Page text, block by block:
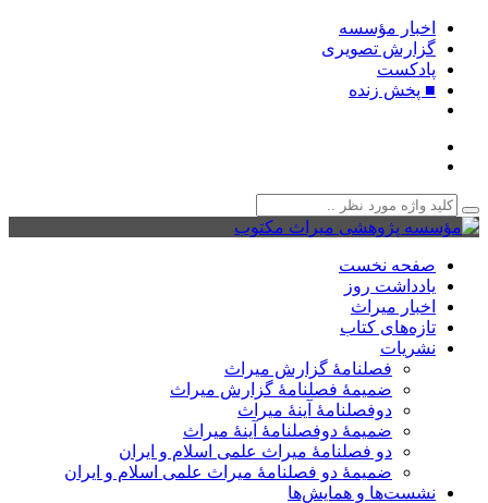
اخبار مؤسسه
گزارش تصویری
پادکست‌
■ پخش زنده
صفحه نخست
یادداشت روز
اخبار میراث
تازه‌های کتاب
نشریات
فصلنامۀ گزارش میراث
ضمیمۀ فصلنامۀ گزارش میراث
دوفصلنامۀ آینۀ میراث
ضمیمۀ دوفصلنامۀ آینۀ میراث
دو فصلنامۀ میراث علمی اسلام و ایران
ضمیمۀ دو فصلنامۀ میراث علمی اسلام و ایران
نشست‌ها و همایش‌ها